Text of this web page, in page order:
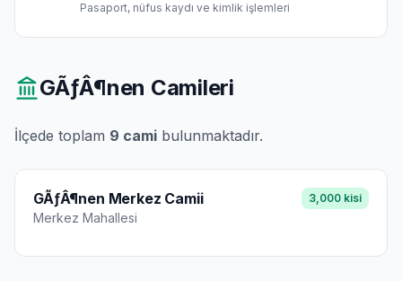
Pasaport, nüfus kaydı ve kimlik işlemleri
GÃƒÂ¶nen Camileri
İlçede toplam 9 cami bulunmaktadır.
GÃƒÂ¶nen Merkez Camii
Merkez Mahallesi
3,000 kisi